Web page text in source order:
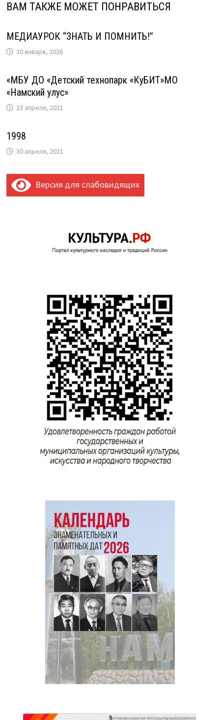
ВАМ ТАКЖЕ МОЖЕТ ПОНРАВИТЬСЯ
МЕДИАУРОК “ЗНАТЬ И ПОМНИТЬ!”
30 января, 2026
«МБУ ДО «Детский технопарк «КуБИТ»МО
«Намский улус»
23 апреля, 2021
1998
30 апреля, 2021
Версия для слабовидящих